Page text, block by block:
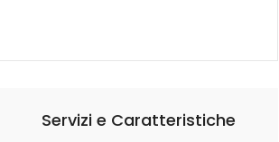
Servizi e Caratteristiche